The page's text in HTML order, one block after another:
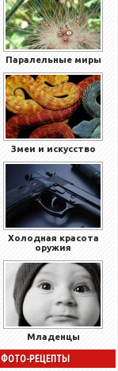
Паралельные миры
Змеи и искусство
Холодная красота
оружия
Младенцы
ФОТО-РЕЦЕПТЫ